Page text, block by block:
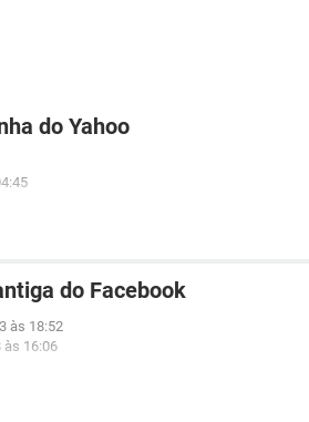
do Yahoo
do Facebook
às 18:52
às 16:06